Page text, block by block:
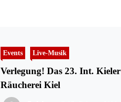
Events Live-Musik
Verlegung! Das 23. Int.
Räucherei Kiel